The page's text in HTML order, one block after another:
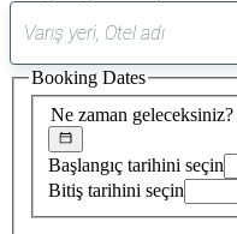
Ne zaman geleceksiniz?
Başlangıç tarihini seçin
Bitiş tarihini seçin
Booking Dates